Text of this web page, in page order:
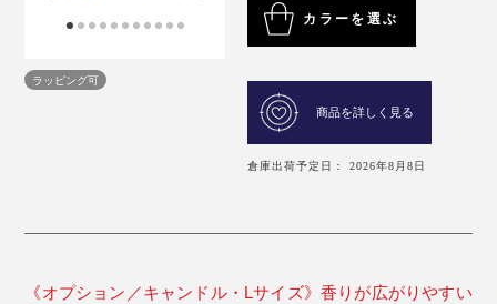
ラッピング可
カラーを選ぶ
商品を詳しく見る
倉庫出荷予定日： 2026年8月8日
《オプション／キャンドル・Lサイズ》香りが広がりやすい